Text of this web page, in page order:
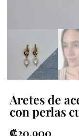
Aretes de
con perlas
₡20,900